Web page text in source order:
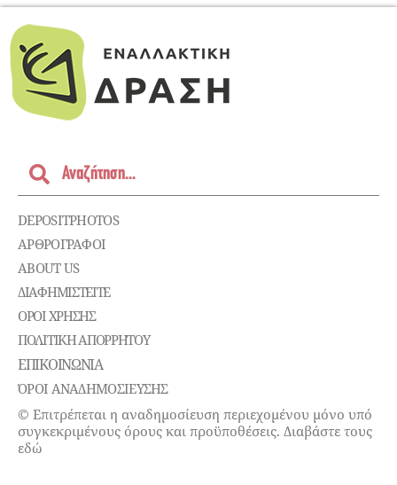
DEPOSITPHOTOS
ΑΡΘΡΟΓΡΑΦΟΙ
ABOUT US
ΔΙΑΦΗΜΙΣΤΕΊΤΕ
ΌΡΟΙ ΧΡΉΣΗΣ
ΠΟΛΙΤΙΚΉ ΑΠΟΡΡΉΤΟΥ
ΕΠΙΚΟΙΝΩΝΊΑ
ΌΡΟΙ ΑΝΑΔΗΜΟΣΙΕΥΣΗΣ
© Επιτρέπεται η αναδημοσίευση περιεχομένου μόνο υπό
συγκεκριμένους όρους και προϋποθέσεις. Διαβάστε τους
εδώ